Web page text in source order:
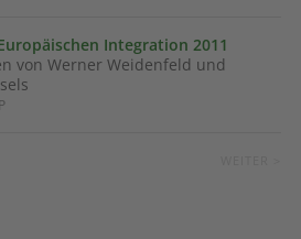
Integration 2011
von Werner Weidenfeld und